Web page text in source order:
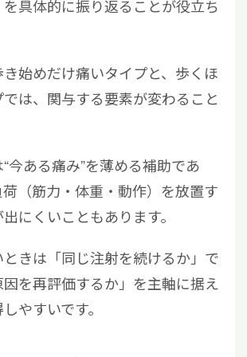
具体的に振り返ることが役立ち
始めだけ痛いタイプと、歩くほ
は、関与する要素が変わること
今ある痛み”を薄める補助であ
（筋力・体重・動作）を放置す
にくいこともあります。
きは「同じ注射を続けるか」で
を再評価するか」を主軸に据え
やすいです。